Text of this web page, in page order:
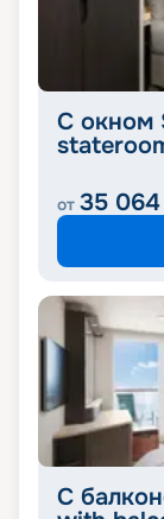
С окном
от 35 064
С